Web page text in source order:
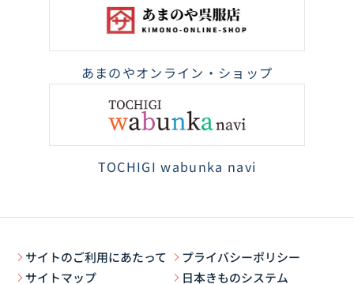
あまのやオンライン・ショップ
TOCHIGI wabunka navi
サイトのご利用にあたって
プライバシーポリシー
サイトマップ
日本きものシステム